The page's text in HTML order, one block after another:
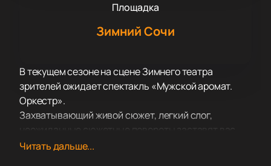
Площадка
Зимний Сочи
В текущем сезоне на сцене Зимнего театра
зрителей ожидает спектакль «Мужской аромат.
Оркестр».
Захватывающий живой сюжет, легкий слог,
неожиданные сюжетные повороты заставят вас
пристально следить за развитием событий,
Читать дальше...